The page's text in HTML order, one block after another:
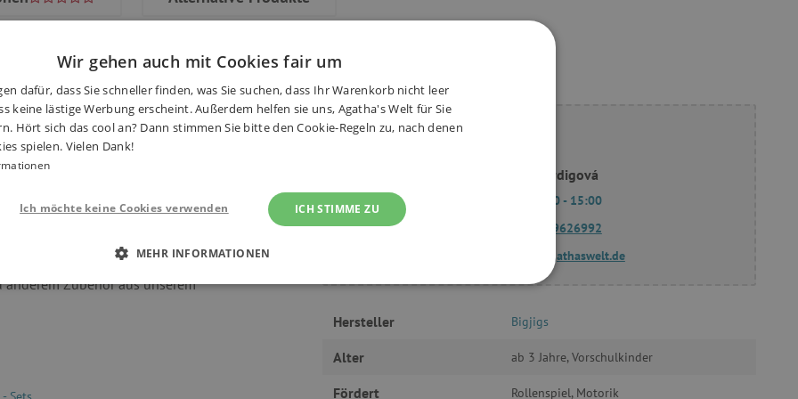
es wirklich viel zu spielen und
Brücken und Hängegleise zu
Obstgarten, Autos und viele
Drehen Sie einfach die
in Karren entladen. Das Set
sind mit allen anderen
können dem Spielset weitere
Zubehör aus unserem
Haben Sie Fragen?
Slavomíra Bordigová
Mo - Fr 9:00 - 15:00
(+49) 175 9626992
fragen@agathaswelt.de
Hersteller Bigjigs
Alter ab 3 Jahre, Vorschulkinder
Fördert Rollenspiel, Motorik
Wir gehen auch mit Cookies fair um
dafür, dass Sie schneller finden, was Sie suchen, dass Ihr Warenkorb nicht leer
keine lästige Werbung erscheint. Außerdem helfen sie uns, Agatha's Welt für Sie
Hört sich das cool an? Dann stimmen Sie bitte den Cookie-Regeln zu, nach denen
spielen. Vielen Dank!
ICH STIMME ZU
Ich möchte keine Cookies verwenden
MEHR INFORMATIONEN
PERFORMANCE TARGETING FUNKTIONALITÄT